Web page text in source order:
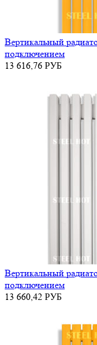
Вертикальный
подключением
13 616,76 РУБ
Вертикальный
подключением
13 660,42 РУБ